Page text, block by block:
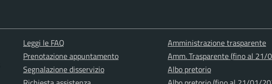
Leggi le FAQ
Prenotazione appuntamento
Segnalazione disservizio
Amministrazione trasparente
Amm. Trasparente (fino al 21/
Albo pretorio